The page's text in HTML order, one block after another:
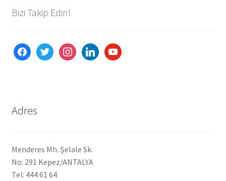
Bizi Takip Edin!
facebooktwitter instagramlinkedinyoutube
Adres
Menderes Mh. Şelale Sk.
No: 291 Kepez/ANTALYA
Tel: 444 61 64